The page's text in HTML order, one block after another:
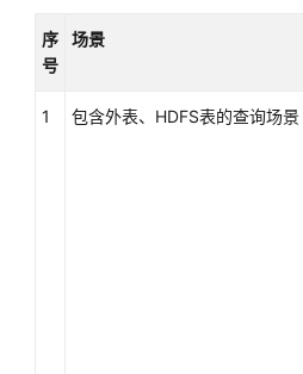
序
号
场景
1 包含外表、HDFS表的查询场景